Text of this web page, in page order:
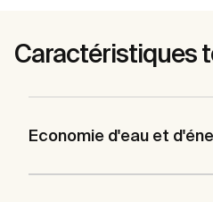
Caractéristiques
Economie d'eau et